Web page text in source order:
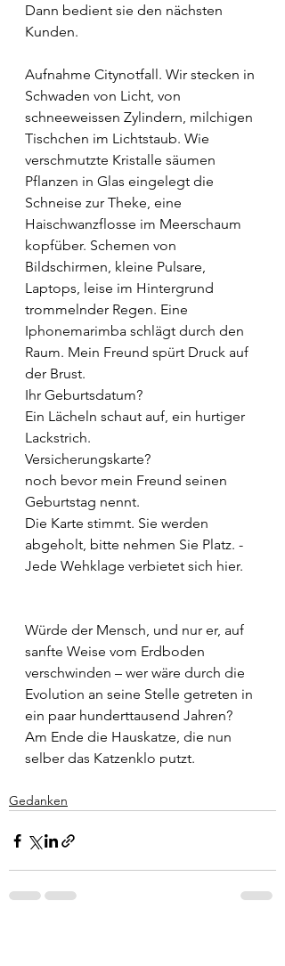
Dann bedient sie den nächsten
Kunden.
Aufnahme Citynotfall. Wir stecken in
Schwaden von Licht, von
schneeweissen Zylindern, milchigen
Tischchen im Lichtstaub. Wie
verschmutzte Kristalle säumen
Pflanzen in Glas eingelegt die
Schneise zur Theke, eine
Haischwanzflosse im Meerschaum
kopfüber. Schemen von
Bildschirmen, kleine Pulsare,
Laptops, leise im Hintergrund
trommelnder Regen. Eine
Iphonemarimba schlägt durch den
Raum. Mein Freund spürt Druck auf
der Brust.
Ihr Geburtsdatum?
Ein Lächeln schaut auf, ein hurtiger
Lackstrich.
Versicherungskarte?
noch bevor mein Freund seinen
Geburtstag nennt.
Die Karte stimmt. Sie werden
abgeholt, bitte nehmen Sie Platz. -
Jede Wehklage verbietet sich hier.
Würde der Mensch, und nur er, auf
sanfte Weise vom Erdboden
verschwinden – wer wäre durch die
Evolution an seine Stelle getreten in
ein paar hunderttausend Jahren?
Am Ende die Hauskatze, die nun
selber das Katzenklo putzt.
Gedanken